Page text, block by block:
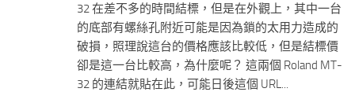
32 在差不多的時間結標，但是在外觀上，其中一台
的底部有螺絲孔附近可能是因為鎖的太用力造成的
破損，照理說這台的價格應該比較低，但是結標價
卻是這一台比較高，為什麼呢？ 這兩個 Roland MT-
32 的連結就貼在此，可能日後這個 URL...